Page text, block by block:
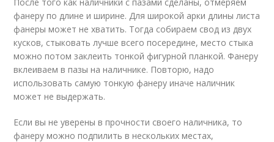
фанеру по длине и ширине. Для широкой арки длины листа
фанеры может не хватить. Тогда собираем свод из двух
кусков, стыковать лучше всего посередине, место стыка
можно потом заклеить тонкой фигурной планкой. Фанеру
вклеиваем в пазы на наличнике. Повторю, надо
использовать самую тонкую фанеру иначе наличник
может не выдержать.
Если вы не уверены в прочности своего наличника, то
фанеру можно подпилить в нескольких местах,